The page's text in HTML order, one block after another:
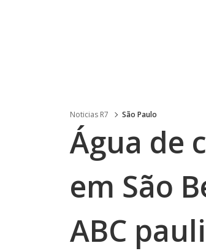
Noticias R7 São Paulo
Água de
em São
ABC